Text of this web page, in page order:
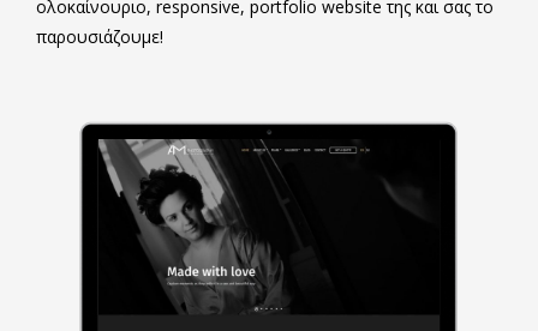
ολοκαίνουριο, responsive, portfolio website της και σας το
παρουσιάζουμε!